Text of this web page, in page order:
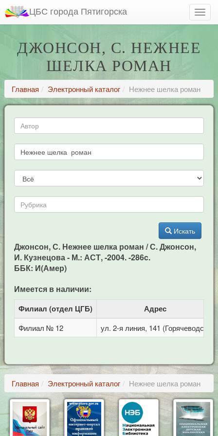
ЦБС города Пятигорска
ДЖОНСОН, С. НЕЖНЕЕ
ШЕЛКА РОМАН
Главная Электронный каталог Нежнее шелка роман
Искать
Джонсон, С. Нежнее шелка роман / С. Джонсон,
И. Кузнецова - М.: АСТ, -2004. -286c.
ББК: И(Амер)
Имеется в наличии:
Филиал (отдел ЦГБ) Адрес
Филиал № 12 ул. 2-я линия, 141 (Горячеводск)
Главная Электронный каталог Нежнее шелка роман